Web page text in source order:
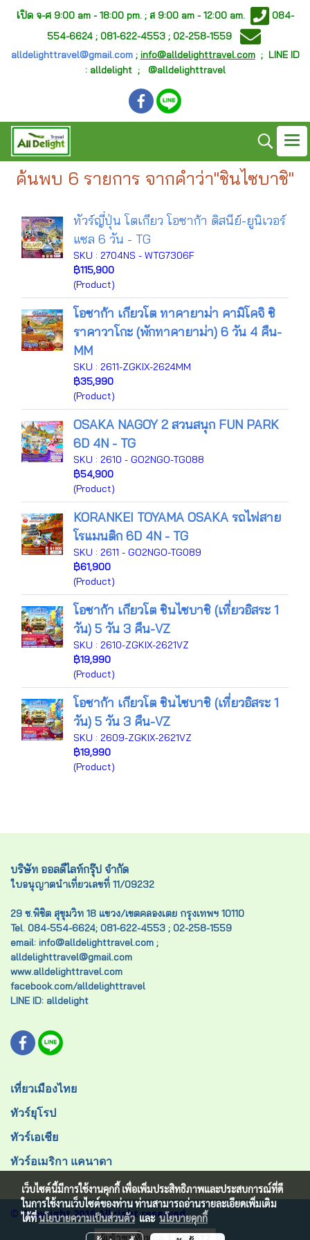
เปิด จ-ศ 9:00 am - 18:00 pm. ; ส 9:00 am - 12:00 am.
084-
554-6624 ; 081-622-4553 ; 02-258-1559
alldelighttravel@gmail.com; info@alldelighttravel.com; LINE ID
: alldelight ; @alldelighttravel
ค้นพบ 6 รายการ จากคำว่า"ชินไซบาชิ"
ทัวร์ญี่ปุ่น โตเกียว โอซาก้า ดิสนีย์-ยูนิเวอร์
แซล 6 วัน - TG
SKU : 2704NS - WTG7306F
฿115,900
(Product)
โอซาก้า เกียวโต ทาคายาม่า คามิโคจิ ชิ
ราคาวาโกะ (พักทาคายาม่า) 6 วัน 4 คืน-
MM
SKU : 2611-ZGKIX-2624MM
฿35,990
(Product)
OSAKA NAGOY 2 สวนสนุก FUN PARK
6D 4N - TG
SKU : 2610 - GO2NGO-TG088
฿54,900
(Product)
KORANKEI TOYAMA OSAKA รถไฟสาย
โรแมนติก 6D 4N - TG
SKU : 2611 - GO2NGO-TG089
฿61,900
(Product)
โอซาก้า เกียวโต ชินไซบาชิ (เที่ยวอิสระ 1
วัน) 5 วัน 3 คืน-VZ
SKU : 2610-ZGKIX-2621VZ
฿19,990
(Product)
โอซาก้า เกียวโต ชินไซบาชิ (เที่ยวอิสระ 1
วัน) 5 วัน 3 คืน-VZ
SKU : 2609-ZGKIX-2621VZ
฿19,990
(Product)
บริษัท ออลดีไลท์กรุ๊ป จำกัด
ใบอนุญาตนำเที่ยวเลขที่ 11/09232
29 ซ.พิชิต สุขุมวิท 18 แขวง/เขตคลองเตย กรุงเทพฯ 10110
Tel. 084-554-6624; 081-622-4553 ; 02-258-1559
email: info@alldelighttravel.com ;
alldelighttravel@gmail.com
www.alldelighttravel.com
facebook.com/alldelighttravel
LINE ID: alldelight
เที่ยวเมืองไทย
ทัวร์ยุโรป
ทัวร์เอเชีย
ทัวร์อเมริกา แคนาดา
© Copyright 2016 All right reserved.
ผู้เข้าชมทั้งหมด3,640,612
เว็บไซต์นี้มีการใช้งานคุกกี้ เพื่อเพิ่มประสิทธิภาพและประสบการณ์ที่ดี
ในการใช้งานเว็บไซต์ของท่าน ท่านสามารถอ่านรายละเอียดเพิ่มเติม
ได้ที่นโยบายความเป็นส่วนตัวและนโยบายคุกกี้